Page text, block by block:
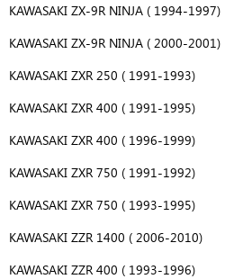
KAWASAKI ZX-9R NINJA ( 1994-1997)
KAWASAKI ZX-9R NINJA ( 2000-2001)
KAWASAKI ZXR 250 ( 1991-1993)
KAWASAKI ZXR 400 ( 1991-1995)
KAWASAKI ZXR 400 ( 1996-1999)
KAWASAKI ZXR 750 ( 1991-1992)
KAWASAKI ZXR 750 ( 1993-1995)
KAWASAKI ZZR 1400 ( 2006-2010)
KAWASAKI ZZR 400 ( 1993-1996)